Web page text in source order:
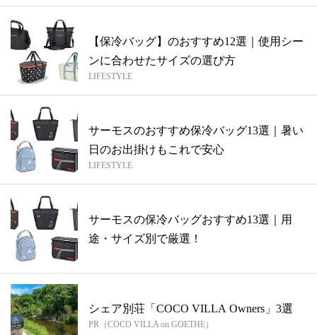
【保冷バッグ】のおすすめ12選｜使用シー
ンに合わせたサイズの選び方
LIFESTYLE
サーモスのおすすめ保冷バッグ13選｜暑い
日のお出掛けもこれで安心
LIFESTYLE
サーモスの保冷バッグおすすめ13選｜用
途・サイズ別で厳選！
シェア別荘「COCO VILLA Owners」3選
PR（COCO VILLA on GOETHE）